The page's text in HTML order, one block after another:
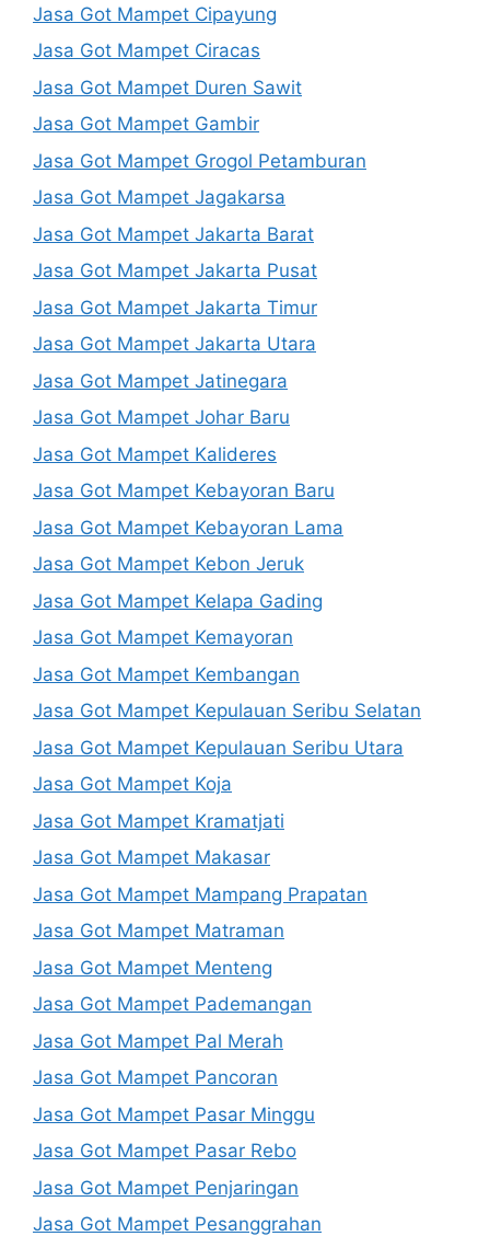
Jasa Got Mampet Cipayung
Jasa Got Mampet Ciracas
Jasa Got Mampet Duren Sawit
Jasa Got Mampet Gambir
Jasa Got Mampet Grogol Petamburan
Jasa Got Mampet Jagakarsa
Jasa Got Mampet Jakarta Barat
Jasa Got Mampet Jakarta Pusat
Jasa Got Mampet Jakarta Timur
Jasa Got Mampet Jakarta Utara
Jasa Got Mampet Jatinegara
Jasa Got Mampet Johar Baru
Jasa Got Mampet Kalideres
Jasa Got Mampet Kebayoran Baru
Jasa Got Mampet Kebayoran Lama
Jasa Got Mampet Kebon Jeruk
Jasa Got Mampet Kelapa Gading
Jasa Got Mampet Kemayoran
Jasa Got Mampet Kembangan
Jasa Got Mampet Kepulauan Seribu Selatan
Jasa Got Mampet Kepulauan Seribu Utara
Jasa Got Mampet Koja
Jasa Got Mampet Kramatjati
Jasa Got Mampet Makasar
Jasa Got Mampet Mampang Prapatan
Jasa Got Mampet Matraman
Jasa Got Mampet Menteng
Jasa Got Mampet Pademangan
Jasa Got Mampet Pal Merah
Jasa Got Mampet Pancoran
Jasa Got Mampet Pasar Minggu
Jasa Got Mampet Pasar Rebo
Jasa Got Mampet Penjaringan
Jasa Got Mampet Pesanggrahan